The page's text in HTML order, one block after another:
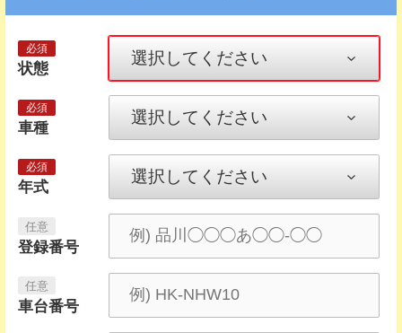
状態
車種
年式
登録番号
車台番号